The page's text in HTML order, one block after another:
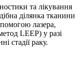
та лікування
ділянка тканини
лазера,
LEEP) у разі
стадії раку.